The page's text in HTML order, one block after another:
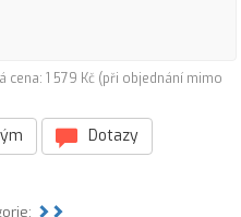
cena: 1 579 Kč (při objednání mimo
Dotazy